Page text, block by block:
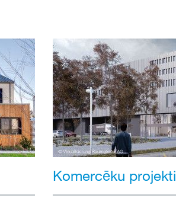
Komercēku projekti